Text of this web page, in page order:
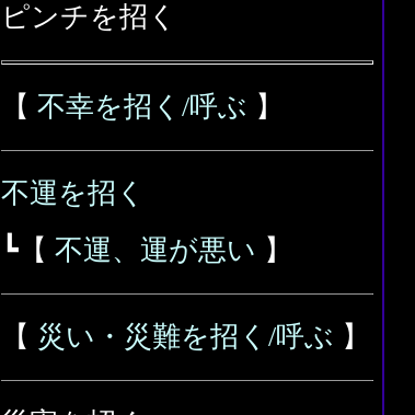
ピンチを招く
【 不幸を招く/呼ぶ 】
不運を招く
┗【 不運、運が悪い 】
【 災い・災難を招く/呼ぶ 】